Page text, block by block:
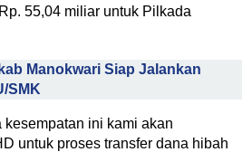
55,04 miliar untuk Pilkada
Manokwari Siap Jalankan
SMK
kesempatan ini kami akan
untuk proses transfer dana hibah